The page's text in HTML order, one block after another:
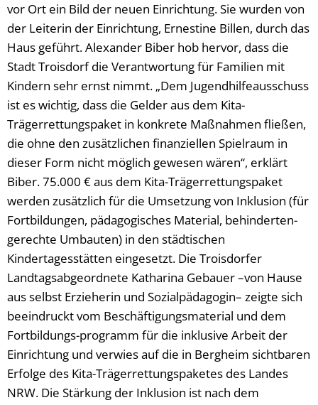
vor Ort ein Bild der neuen Einrichtung. Sie wurden von
der Leiterin der Einrichtung, Ernestine Billen, durch das
Haus geführt. Alexander Biber hob hervor, dass die
Stadt Troisdorf die Verantwortung für Familien mit
Kindern sehr ernst nimmt. „Dem Jugendhilfeausschuss
ist es wichtig, dass die Gelder aus dem Kita-
Trägerrettungspaket in konkrete Maßnahmen fließen,
die ohne den zusätzlichen finanziellen Spielraum in
dieser Form nicht möglich gewesen wären“, erklärt
Biber. 75.000 € aus dem Kita-Trägerrettungspaket
werden zusätzlich für die Umsetzung von Inklusion (für
Fortbildungen, pädagogisches Material, behinderten-
gerechte Umbauten) in den städtischen
Kindertagesstätten eingesetzt. Die Troisdorfer
Landtagsabgeordnete Katharina Gebauer –von Hause
aus selbst Erzieherin und Sozialpädagogin– zeigte sich
beeindruckt vom Beschäftigungsmaterial und dem
Fortbildungs-programm für die inklusive Arbeit der
Einrichtung und verwies auf die in Bergheim sichtbaren
Erfolge des Kita-Trägerrettungspaketes des Landes
NRW. Die Stärkung der Inklusion ist nach dem